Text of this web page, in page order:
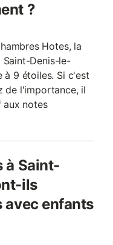
?
Hotes, la
Denis-le-
à 9 étoiles. Si c'est
de l'importance, il
aux notes
à Saint-
ils
avec enfants